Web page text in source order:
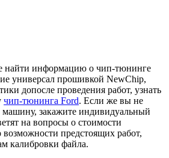
найти информацию о чип-тюнинге
универсал прошивкой NewChip,
допосле проведения работ, узнать
чип-тюнинга Ford. Если же вы не
закажите индивидуальный
на вопросы о стоимости
предстоящих работ,
калибровки файла.